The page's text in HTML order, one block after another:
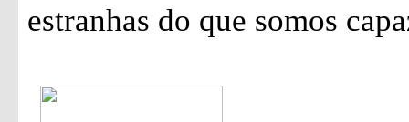
estranhas do que somos